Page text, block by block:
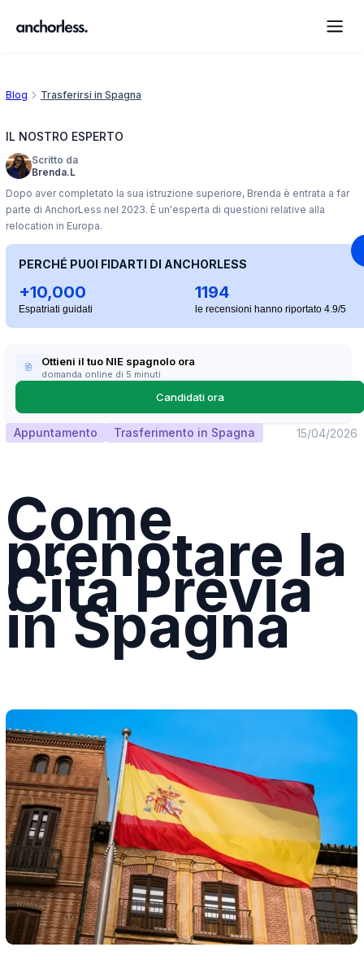
Blog Trasferirsi in Spagna
IL NOSTRO ESPERTO
Scritto da
Brenda.L
Dopo aver completato la sua istruzione superiore, Brenda è entrata a far
parte di AnchorLess nel 2023. È un'esperta di questioni relative alla
relocation in Europa.
PERCHÉ PUOI FIDARTI DI ANCHORLESS
+10,000
Espatriati guidati
1194
le recensioni hanno riportato 4.9/5
Ottieni il tuo NIE spagnolo ora
domanda online di 5 minuti
Candidati ora
Appuntamento Trasferimento in Spagna 15/04/2026
Come
prenotare la
Cita Previa
in Spagna